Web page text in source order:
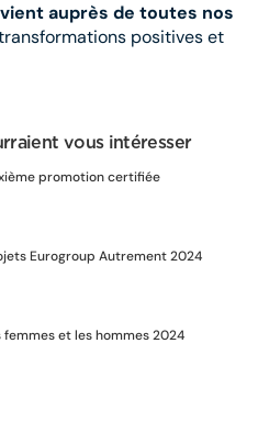
auprès de toutes nos
positives et
vous intéresser
promotion certifiée
Eurogroup Autrement 2024
et les hommes 2024